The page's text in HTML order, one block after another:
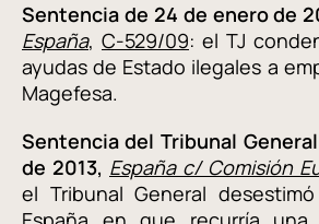
de 24 de enero de
España, C-529/09: el TJ
ayudas de Estado ilegales a
Magefesa.
Sentencia del Tribunal
de 2013, España c/ Comisión
el Tribunal General